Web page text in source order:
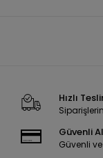
Hızlı
Güvenli
Güvenli